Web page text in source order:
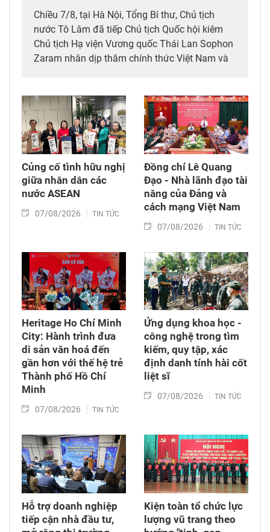
Chiều 7/8, tại Hà Nội, Tổng Bí thư, Chủ tịch
nước Tô Lâm đã tiếp Chủ tịch Quốc hội kiêm
Chủ tịch Hạ viện Vương quốc Thái Lan Sophon
Zaram nhân dịp thăm chính thức Việt Nam và
(6/8/1976 – 6/8/2026).
Củng cố tình hữu nghị
giữa nhân dân các
nước ASEAN
07/08/2026 TIN TỨC
Đồng chí Lê Quang
Đạo - Nhà lãnh đạo tài
năng của Đảng và
cách mạng Việt Nam​
07/08/2026 TIN TỨC
Heritage Ho Chí Minh
City: Hành trình đưa
di sản văn hoá đến
gần hơn với thế hệ trẻ
Thành phố Hồ Chí
Minh
07/08/2026 TIN TỨC
Ứng dụng khoa học -
công nghệ trong tìm
kiếm, quy tập, xác
định danh tính hài cốt
liệt sĩ
07/08/2026 TIN TỨC
Hỗ trợ doanh nghiệp
tiếp cận nhà đầu tư,
Kiện toàn tổ chức lực
lượng vũ trang theo